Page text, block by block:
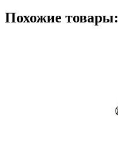
Похожие товары: